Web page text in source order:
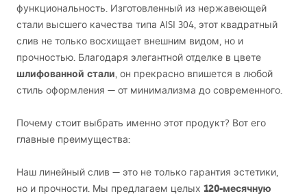
функциональность. Изготовленный из нержавеющей
стали высшего качества типа AISI 304, этот квадратный
слив не только восхищает внешним видом, но и
прочностью. Благодаря элегантной отделке в цвете
шлифованной стали, он прекрасно впишется в любой
стиль оформления — от минимализма до современного.
Почему стоит выбрать именно этот продукт? Вот его
главные преимущества:
Наш линейный слив — это не только гарантия эстетики,
но и прочности. Мы предлагаем целых 120-месячную